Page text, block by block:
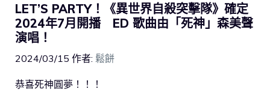
LET’S PARTY！《異世界自殺突擊隊》確定
2024年7月開播 ED 歌曲由「死神」森美聲
演唱！
2024/03/15 作者: 鬆餅
恭喜死神圓夢！！！